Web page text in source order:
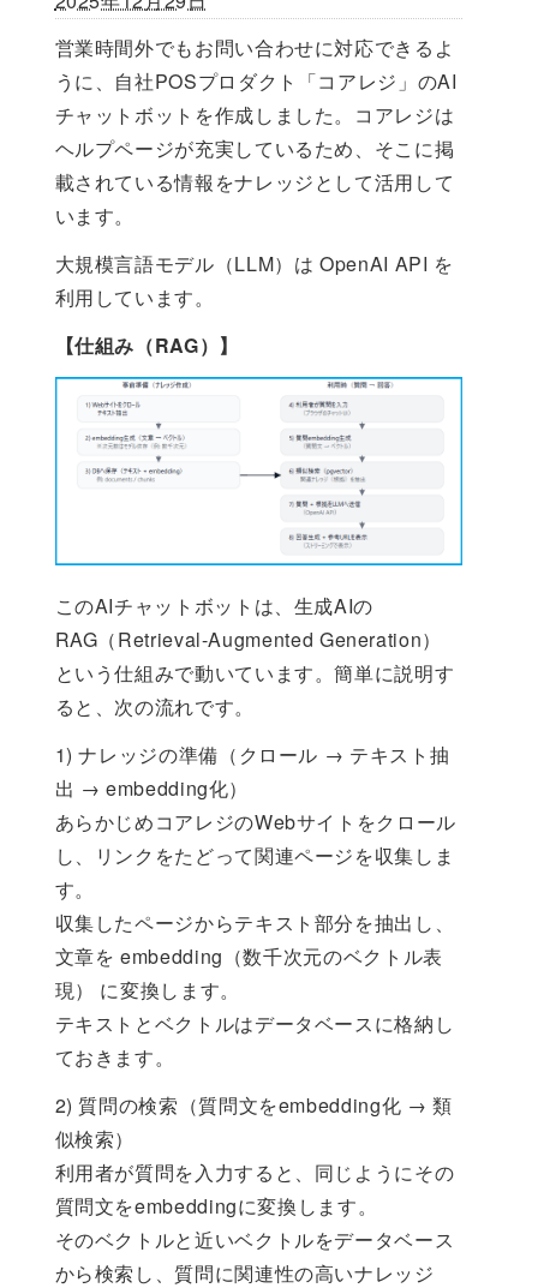
営業時間外でもお問い合わせに対応できるよ
うに、自社POSプロダクト「コアレジ」のAI
チャットボットを作成しました。コアレジは
ヘルプページが充実しているため、そこに掲
載されている情報をナレッジとして活用して
います。
大規模言語モデル（LLM）は OpenAI API を
利用しています。
【仕組み（RAG）】
このAIチャットボットは、生成AIの
RAG（Retrieval-Augmented Generation）
という仕組みで動いています。簡単に説明す
ると、次の流れです。
1) ナレッジの準備（クロール → テキスト抽
出 → embedding化）
あらかじめコアレジのWebサイトをクロール
し、リンクをたどって関連ページを収集しま
す。
収集したページからテキスト部分を抽出し、
文章を embedding（数千次元のベクトル表
現） に変換します。
テキストとベクトルはデータベースに格納し
ておきます。
2) 質問の検索（質問文をembedding化 → 類
似検索）
利用者が質問を入力すると、同じようにその
質問文をembeddingに変換します。
そのベクトルと近いベクトルをデータベース
から検索し、質問に関連性の高いナレッジ